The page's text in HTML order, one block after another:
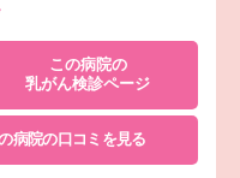
この病院の
乳がん検診ページ
病院の口コミを見る